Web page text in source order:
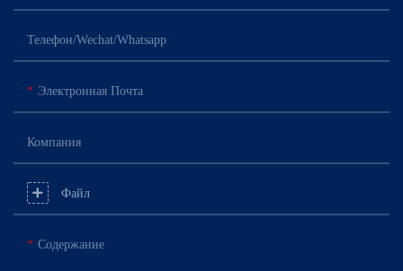
Телефон/Wechat/Whatsapp
Электронная Почта
Компания
Файл
Содержание